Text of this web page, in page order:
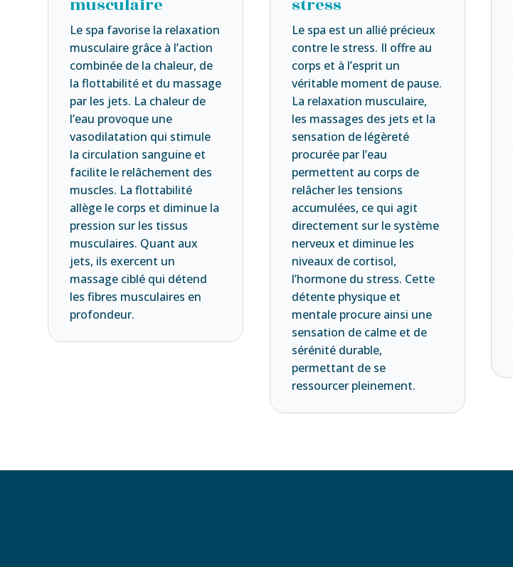
Le spa favorise la relaxation
musculaire grâce à l’action
combinée de la chaleur, de
la flottabilité et du massage
par les jets. La chaleur de
l’eau provoque une
vasodilatation qui stimule
la circulation sanguine et
facilite le relâchement des
muscles. La flottabilité
allège le corps et diminue la
pression sur les tissus
musculaires. Quant aux
jets, ils exercent un
massage ciblé qui détend
les fibres musculaires en
profondeur.
Le spa est un allié précieux
contre le stress. Il offre au
corps et à l’esprit un
véritable moment de pause.
La relaxation musculaire,
les massages des jets et la
sensation de légèreté
procurée par l’eau
permettent au corps de
relâcher les tensions
accumulées, ce qui agit
directement sur le système
nerveux et diminue les
niveaux de cortisol,
l’hormone du stress. Cette
détente physique et
mentale procure ainsi une
sensation de calme et de
sérénité durable,
permettant de se
ressourcer pleinement.